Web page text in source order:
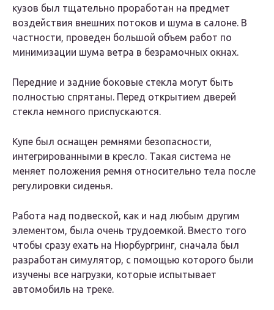
кузов был тщательно проработан на предмет
воздействия внешних потоков и шума в салоне. В
частности, проведен большой объем работ по
минимизации шума ветра в безрамочных окнах.
Передние и задние боковые стекла могут быть
полностью спрятаны. Перед открытием дверей
стекла немного приспускаются.
Купе был оснащен ремнями безопасности,
интегрированными в кресло. Такая система не
меняет положения ремня относительно тела после
регулировки сиденья.
Работа над подвеской, как и над любым другим
элементом, была очень трудоемкой. Вместо того
чтобы сразу ехать на Нюрбургринг, сначала был
разработан симулятор, с помощью которого были
изучены все нагрузки, которые испытывает
автомобиль на треке.